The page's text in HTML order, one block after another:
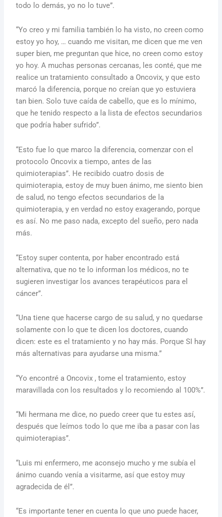
todo lo demás, yo no lo tuve”.
“Yo creo y mi familia también lo ha visto, no creen como
estoy yo hoy, … cuando me visitan, me dicen que me ven
super bien, me preguntan que hice, no creen como estoy
yo hoy. A muchas personas cercanas, les conté, que me
realice un tratamiento consultado a Oncovix, y que esto
marcó la diferencia, porque no creían que yo estuviera
tan bien. Solo tuve caída de cabello, que es lo mínimo,
que he tenido respecto a la lista de efectos secundarios
que podría haber sufrido”.
“Esto fue lo que marco la diferencia, comenzar con el
protocolo Oncovix a tiempo, antes de las
quimioterapias”. He recibido cuatro dosis de
quimioterapia, estoy de muy buen ánimo, me siento bien
de salud, no tengo efectos secundarios de la
quimioterapia, y en verdad no estoy exagerando, porque
es así. No me paso nada, excepto del sueño, pero nada
más.
“Estoy super contenta, por haber encontrado está
alternativa, que no te lo informan los médicos, no te
sugieren investigar los avances terapéuticos para el
cáncer”.
“Una tiene que hacerse cargo de su salud, y no quedarse
solamente con lo que te dicen los doctores, cuando
dicen: este es el tratamiento y no hay más. Porque SI hay
más alternativas para ayudarse una misma.”
“Yo encontré a Oncovix , tome el tratamiento, estoy
maravillada con los resultados y lo recomiendo al 100%”.
“Mi hermana me dice, no puedo creer que tu estes así,
después que leímos todo lo que me iba a pasar con las
quimioterapias”.
“Luis mi enfermero, me aconsejo mucho y me subía el
ánimo cuando venía a visitarme, así que estoy muy
agradecida de él”.
“Es importante tener en cuenta lo que uno puede hacer,